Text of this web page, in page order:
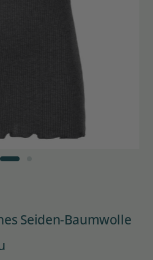
Seiden-Baumwolle